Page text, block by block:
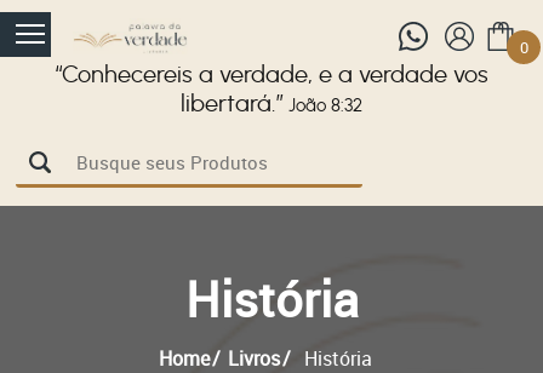
“Conhecereis a verdade, e a verdade vos
libertará.” João 8:32
0
História
Home Livros História